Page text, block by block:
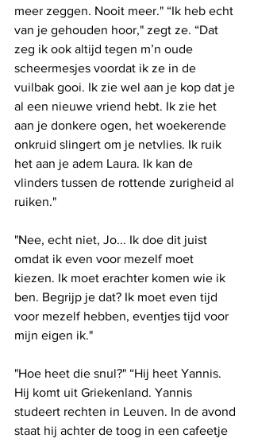
meer zeggen. Nooit meer." “Ik heb echt
van je gehouden hoor," zegt ze. “Dat
zeg ik ook altijd tegen m’n oude
scheermesjes voordat ik ze in de
vuilbak gooi. Ik zie wel aan je kop dat je
al een nieuwe vriend hebt. Ik zie het
aan je donkere ogen, het woekerende
onkruid slingert om je netvlies. Ik ruik
het aan je adem Laura. Ik kan de
vlinders tussen de rottende zurigheid al
ruiken."
"Nee, echt niet, Jo... Ik doe dit juist
omdat ik even voor mezelf moet
kiezen. Ik moet erachter komen wie ik
ben. Begrijp je dat? Ik moet even tijd
voor mezelf hebben, eventjes tijd voor
mijn eigen ik."
"Hoe heet die snul?" “Hij heet Yannis.
Hij komt uit Griekenland. Yannis
studeert rechten in Leuven. In de avond
staat hij achter de toog in een cafeetje